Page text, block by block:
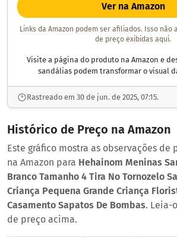
Ver na Amazon
Links da Amazon podem ser afiliados. Isso
de preço exibidas aqui.
Visite a página do produto na Amazon e
sandálias podem transformar o visual
Rastreado em 30 de jun. de 2025, 07:15.
Histórico de Preço na Amazon
Este gráfico mostra as observações de
na Amazon para Hehainom Meninas
Branco Tamanho 4 Tira No Tornozelo
Criança Pequena Grande Criança
Casamento Sapatos De Bombas. Leia-
de preço acima.